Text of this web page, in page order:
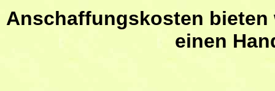
Anschaffungskosten bieten
einen